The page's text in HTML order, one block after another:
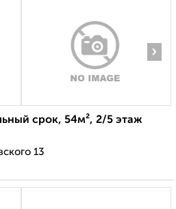
›
срок, 54м², 2/5 этаж
13